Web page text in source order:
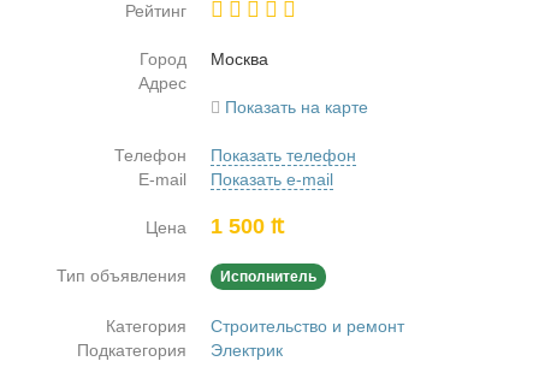
Рейтинг
Город
Москва
Адрес
Показать на карте
Телефон
Показать телефон
E-mail
Показать e-mail
Цена 1 500 ₶
Тип объявления Исполнитель
Категория
Строительство и ремонт
Подкатегория
Электрик